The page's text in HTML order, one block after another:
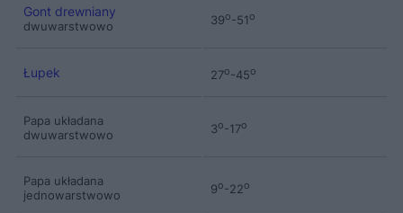
Gont drewniany
dwuwarstwowo 39o-51 o
Łupek 27o-45o
Papa układana
dwuwarstwowo
3o-17o
Papa układana
jednowarstwowo
9o-22o